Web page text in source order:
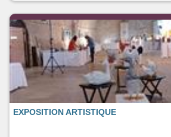
EXPOSITION ARTISTIQUE